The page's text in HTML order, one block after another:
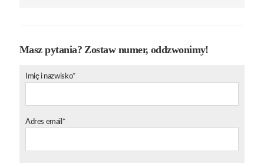
Masz pytania? Zostaw numer, oddzwonimy!
Imię i nazwisko*
Adres email*